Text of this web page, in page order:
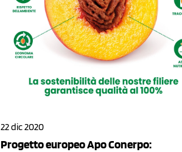
22 dic 2020
Progetto europeo Apo Conerpo: